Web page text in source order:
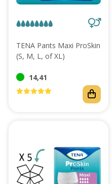
Abonnement
TENA Pants Maxi ProSkin
(S, M, L, of XL)
14,41